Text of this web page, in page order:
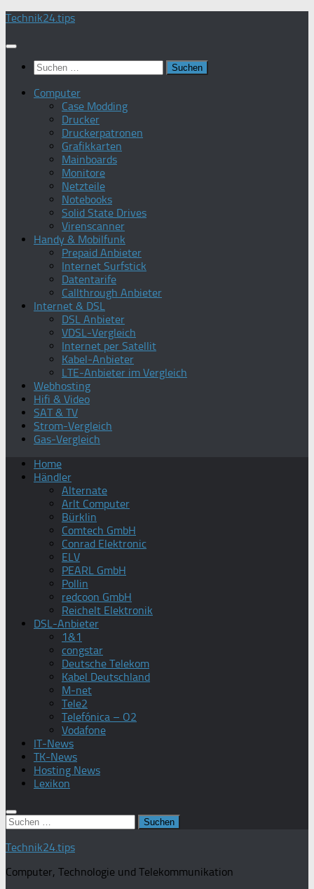
Zum
springen
Technik24.tips
Suchen
nach:
Computer
Case Modding
Drucker
Druckerpatronen
Grafikkarten
Mainboards
Monitore
Netzteile
Notebooks
Solid State Drives
Virenscanner
Handy & Mobilfunk
Prepaid Anbieter
Internet Surfstick
Datentarife
Callthrough Anbieter
Internet & DSL
DSL Anbieter
VDSL-Vergleich
Internet per Satellit
Kabel-Anbieter
LTE-Anbieter im Vergleich
Webhosting
Hifi & Video
SAT & TV
Strom-Vergleich
Gas-Vergleich
Home
Händler
Alternate
Arlt Computer
Bürklin
Comtech GmbH
Conrad Elektronic
ELV
PEARL GmbH
Pollin
redcoon GmbH
Reichelt Elektronik
DSL-Anbieter
1&1
congstar
Deutsche Telekom
Kabel Deutschland
M-net
Tele2
Telefónica – O2
Vodafone
IT-News
TK-News
Hosting News
Lexikon
Suchen
nach:
Technik24.tips
Computer, Technologie und Telekommunikation